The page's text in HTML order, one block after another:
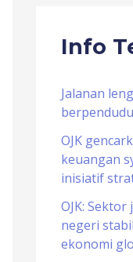
c
f
o
r
:
Info
Jalanan
OJK
keuangan
inisiatif
OJK:
negeri
ekonomi